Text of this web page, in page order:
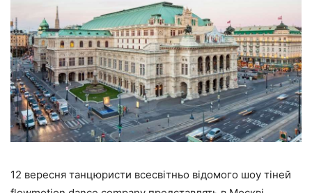
12 вересня танцюристи всесвітньо відомого шоу тіней